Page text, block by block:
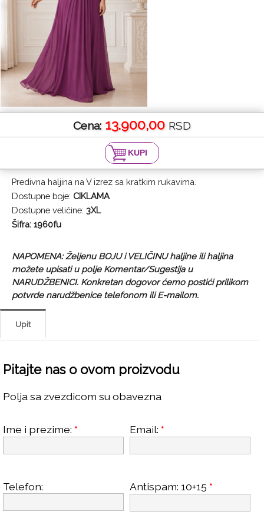
Cena: 13.900,00 RSD
Predivna haljina na V izrez sa kratkim rukavima.
Dostupne boje: CIKLAMA
Dostupne veličine: 3XL
Šifra: 1960fu
NAPOMENA: Željenu BOJU i VELIČINU haljine ili haljina
možete upisati u polje Komentar/Sugestija u
NARUDŽBENICI. Konkretan dogovor ćemo postići prilikom
potvrde narudžbenice telefonom ili E-mailom.
Upit